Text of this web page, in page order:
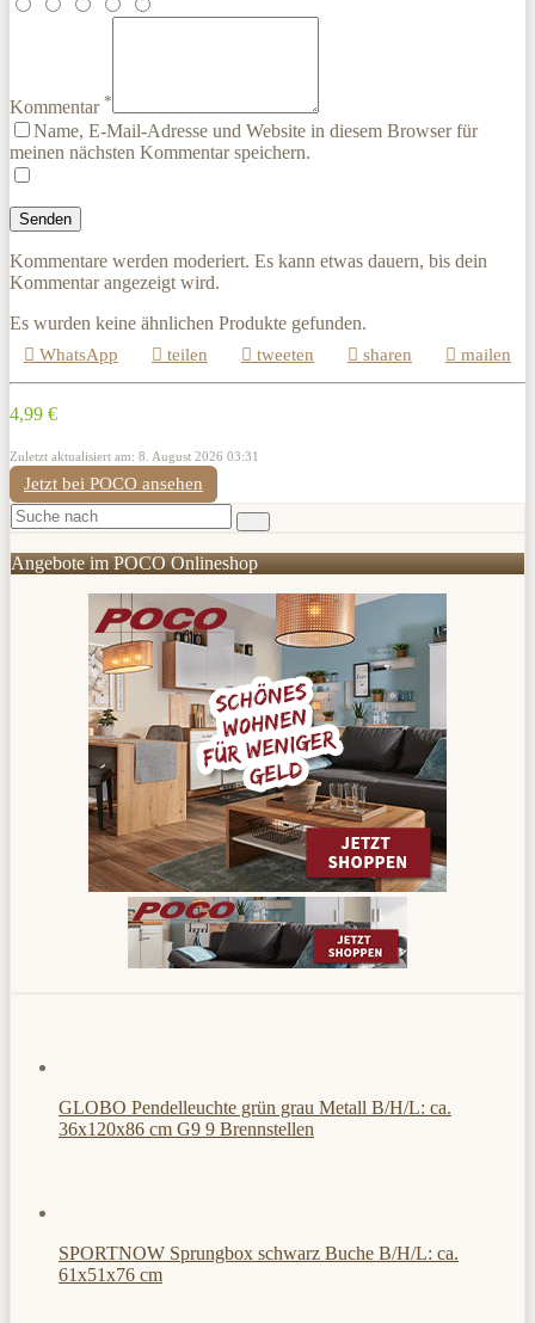
Kommentar *
Name, E-Mail-Adresse und Website in diesem Browser für
meinen nächsten Kommentar speichern.
Kommentare werden moderiert. Es kann etwas dauern, bis dein
Kommentar angezeigt wird.
Es wurden keine ähnlichen Produkte gefunden.
WhatsApp teilen tweeten sharen mailen
4,99 €
Zuletzt aktualisiert am: 8. August 2026 03:31
Jetzt bei POCO ansehen
Angebote im POCO Onlineshop
GLOBO Pendelleuchte grün grau Metall B/H/L: ca.
36x120x86 cm G9 9 Brennstellen
SPORTNOW Sprungbox schwarz Buche B/H/L: ca.
61x51x76 cm